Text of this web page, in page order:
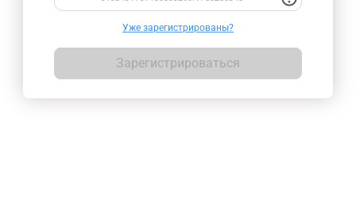
Уже зарегистрированы?
Зарегистрироваться